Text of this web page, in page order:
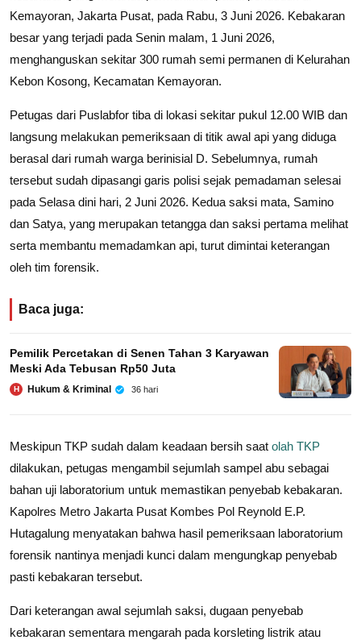
Kemayoran, Jakarta Pusat, pada Rabu, 3 Juni 2026. Kebakaran
besar yang terjadi pada Senin malam, 1 Juni 2026,
menghanguskan sekitar 300 rumah semi permanen di Kelurahan
Kebon Kosong, Kecamatan Kemayoran.
Petugas dari Puslabfor tiba di lokasi sekitar pukul 12.00 WIB dan
langsung melakukan pemeriksaan di titik awal api yang diduga
berasal dari rumah warga berinisial D. Sebelumnya, rumah
tersebut sudah dipasangi garis polisi sejak pemadaman selesai
pada Selasa dini hari, 2 Juni 2026. Kedua saksi mata, Samino
dan Satya, yang merupakan tetangga dan saksi pertama melihat
serta membantu memadamkan api, turut dimintai keterangan
oleh tim forensik.
Baca juga:
Pemilik Percetakan di Senen Tahan 3 Karyawan
Meski Ada Tebusan Rp50 Juta
H Hukum & Kriminal 36 hari
Meskipun TKP sudah dalam keadaan bersih saat olah TKP
dilakukan, petugas mengambil sejumlah sampel abu sebagai
bahan uji laboratorium untuk memastikan penyebab kebakaran.
Kapolres Metro Jakarta Pusat Kombes Pol Reynold E.P.
Hutagalung menyatakan bahwa hasil pemeriksaan laboratorium
forensik nantinya menjadi kunci dalam mengungkap penyebab
pasti kebakaran tersebut.
Dari keterangan awal sejumlah saksi, dugaan penyebab
kebakaran sementara mengarah pada korsleting listrik atau